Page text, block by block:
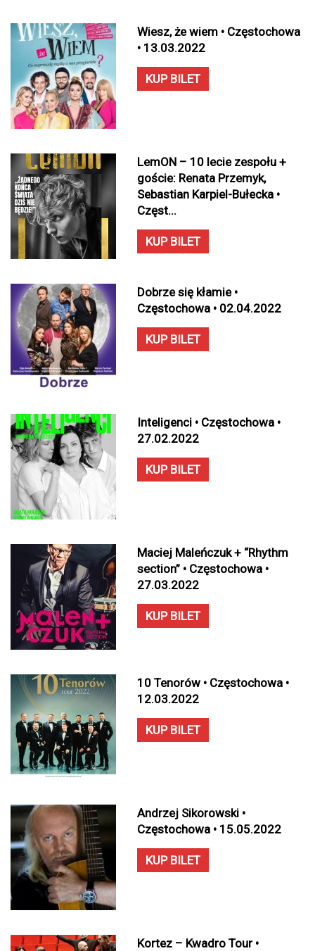
Wiesz, że wiem • Częstochowa
• 13.03.2022
KUP BILET
LemON – 10 lecie zespołu +
goście: Renata Przemyk,
Sebastian Karpiel-Bułecka •
Częst...
KUP BILET
Dobrze się kłamie •
Częstochowa • 02.04.2022
KUP BILET
Inteligenci • Częstochowa •
27.02.2022
KUP BILET
Maciej Maleńczuk + “Rhythm
section” • Częstochowa •
27.03.2022
KUP BILET
10 Tenorów • Częstochowa •
12.03.2022
KUP BILET
Andrzej Sikorowski •
Częstochowa • 15.05.2022
KUP BILET
Kortez – Kwadro Tour •